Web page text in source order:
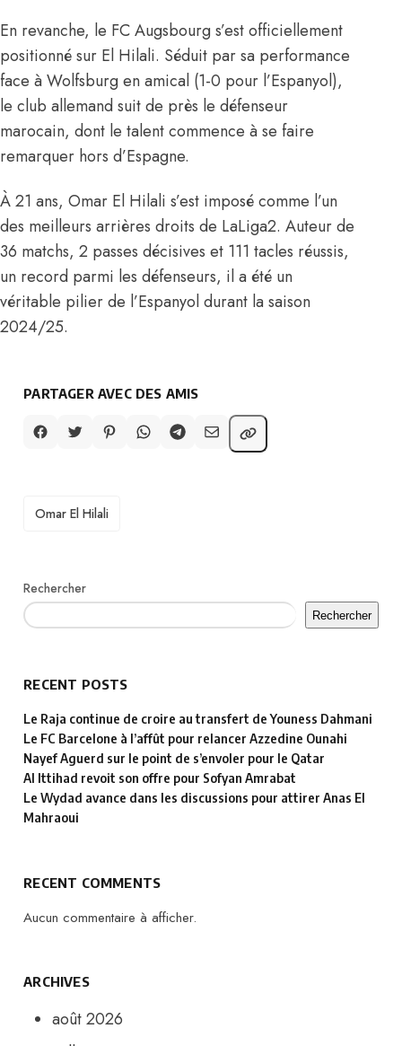
En revanche, le FC Augsbourg s’est officiellement
positionné sur El Hilali. Séduit par sa performance
face à Wolfsburg en amical (1-0 pour l’Espanyol),
le club allemand suit de près le défenseur
marocain, dont le talent commence à se faire
remarquer hors d’Espagne.
À 21 ans, Omar El Hilali s’est imposé comme l’un
des meilleurs arrières droits de LaLiga2. Auteur de
36 matchs, 2 passes décisives et 111 tacles réussis,
un record parmi les défenseurs, il a été un
véritable pilier de l’Espanyol durant la saison
2024/25.
PARTAGER AVEC DES AMIS
TAGS
Omar El Hilali
Rechercher
Rechercher
RECENT POSTS
Le Raja continue de croire au transfert de Youness Dahmani
Le FC Barcelone à l’affût pour relancer Azzedine Ounahi
Nayef Aguerd sur le point de s’envoler pour le Qatar
Al Ittihad revoit son offre pour Sofyan Amrabat
Le Wydad avance dans les discussions pour attirer Anas El
Mahraoui
RECENT COMMENTS
Aucun commentaire à afficher.
ARCHIVES
août 2026